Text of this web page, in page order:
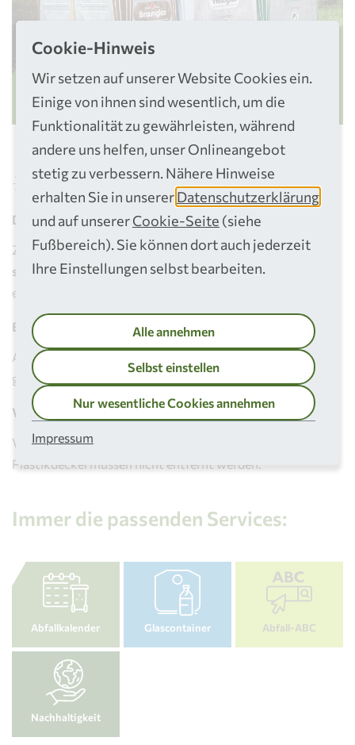
Glascontainer Standorte
Gut zu wissen
Duales System:
Zuständig für dasAufstellen und Leeren der Glascontainer
sind private Entsorgungsfirmen. Telefonische Auskünfte
erhalten Sie unter 0800 122 32 55.
Blaues Glas:
Alle Glasfarben, die sich nicht einwandfrei zuordnen lassen,
gehören in den
Container für Grünglas
Verschlüsse:
Verschlüssekönnen auf Flaschen und Gläsern bleiben
Plastikdeckel müssen nicht entfernt werden.
Immer die passenden Services:
Abfallkalender Glascontainer Abfall-ABC
Nachhaltigkeit
Cookie-Hinweis
Wir setzen auf unserer Website Cookies ein.
Einige von ihnen sind wesentlich, um die
Funktionalität zu gewährleisten, während
andere uns helfen, unser Onlineangebot
stetig zu verbessern. Nähere Hinweise
erhalten Sie in unsererDatenschutzerklärung
und auf unsererCookie-Seite (siehe
Fußbereich). Sie können dort auch jederzeit
Ihre Einstellungen selbst bearbeiten.
Alle annehmen
Selbst einstellen
Nur wesentliche Cookies annehmen
Impressum